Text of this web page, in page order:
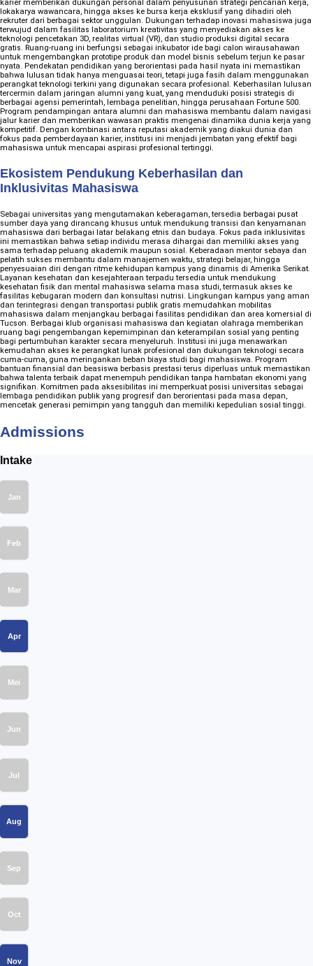
karier memberikan dukungan personal dalam penyusunan strategi pencarian kerja,
lokakarya wawancara, hingga akses ke bursa kerja eksklusif yang dihadiri oleh
rekruter dari berbagai sektor unggulan. Dukungan terhadap inovasi mahasiswa juga
terwujud dalam fasilitas laboratorium kreativitas yang menyediakan akses ke
teknologi pencetakan 3D, realitas virtual (VR), dan studio produksi digital secara
gratis. Ruang-ruang ini berfungsi sebagai inkubator ide bagi calon wirausahawan
untuk mengembangkan prototipe produk dan model bisnis sebelum terjun ke pasar
nyata. Pendekatan pendidikan yang berorientasi pada hasil nyata ini memastikan
bahwa lulusan tidak hanya menguasai teori, tetapi juga fasih dalam menggunakan
perangkat teknologi terkini yang digunakan secara profesional. Keberhasilan lulusan
tercermin dalam jaringan alumni yang kuat, yang menduduki posisi strategis di
berbagai agensi pemerintah, lembaga penelitian, hingga perusahaan Fortune 500.
Program pendampingan antara alumni dan mahasiswa membantu dalam navigasi
jalur karier dan memberikan wawasan praktis mengenai dinamika dunia kerja yang
kompetitif. Dengan kombinasi antara reputasi akademik yang diakui dunia dan
fokus pada pemberdayaan karier, institusi ini menjadi jembatan yang efektif bagi
mahasiswa untuk mencapai aspirasi profesional tertinggi.
Ekosistem Pendukung Keberhasilan dan
Inklusivitas Mahasiswa
Sebagai universitas yang mengutamakan keberagaman, tersedia berbagai pusat
sumber daya yang dirancang khusus untuk mendukung transisi dan kenyamanan
mahasiswa dari berbagai latar belakang etnis dan budaya. Fokus pada inklusivitas
ini memastikan bahwa setiap individu merasa dihargai dan memiliki akses yang
sama terhadap peluang akademik maupun sosial. Keberadaan mentor sebaya dan
pelatih sukses membantu dalam manajemen waktu, strategi belajar, hingga
penyesuaian diri dengan ritme kehidupan kampus yang dinamis di Amerika Serikat.
Layanan kesehatan dan kesejahteraan terpadu tersedia untuk mendukung
kesehatan fisik dan mental mahasiswa selama masa studi, termasuk akses ke
fasilitas kebugaran modern dan konsultasi nutrisi. Lingkungan kampus yang aman
dan terintegrasi dengan transportasi publik gratis memudahkan mobilitas
mahasiswa dalam menjangkau berbagai fasilitas pendidikan dan area komersial di
Tucson. Berbagai klub organisasi mahasiswa dan kegiatan olahraga memberikan
ruang bagi pengembangan kepemimpinan dan keterampilan sosial yang penting
bagi pertumbuhan karakter secara menyeluruh. Institusi ini juga menawarkan
kemudahan akses ke perangkat lunak profesional dan dukungan teknologi secara
cuma-cuma, guna meringankan beban biaya studi bagi mahasiswa. Program
bantuan finansial dan beasiswa berbasis prestasi terus diperluas untuk memastikan
bahwa talenta terbaik dapat menempuh pendidikan tanpa hambatan ekonomi yang
signifikan. Komitmen pada aksesibilitas ini memperkuat posisi universitas sebagai
lembaga pendidikan publik yang progresif dan berorientasi pada masa depan,
mencetak generasi pemimpin yang tangguh dan memiliki kepedulian sosial tinggi.
Admissions
Intake
Jan
Feb
Mar
Apr
Mei
Jun
Jul
Aug
Sep
Oct
Nov